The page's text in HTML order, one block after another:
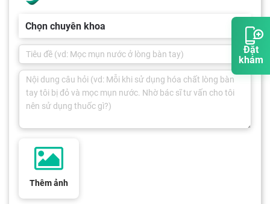
Đặt
khám
Chọn chuyên khoa
Thêm ảnh